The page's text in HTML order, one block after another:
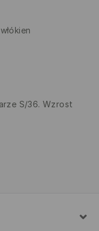
S/36. Wzrost